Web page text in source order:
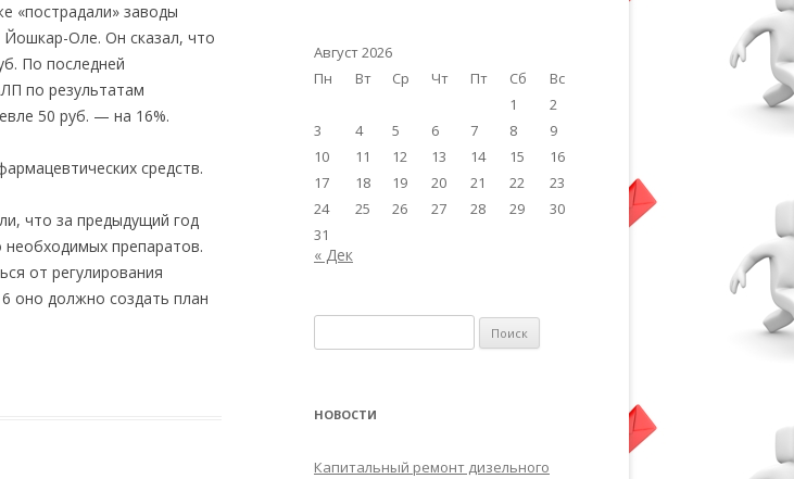
«пострадали» заводы
Оле. Он сказал, что
По последней
по результатам
50 руб. — на 16%.
средств.
что за предыдущий год
необходимых препаратов.
от регулирования
оно должно создать план
Август 2026
Пн
Вт Ср Чт Пт Сб
Вс
1
2
3
4 5 6 7 8
9
10
11 12 13 14 15
16
17
18 19 20 21 22
23
24
25 26 27 28 29
30
31
« Дек
НОВОСТИ
Капитальный ремонт дизельного